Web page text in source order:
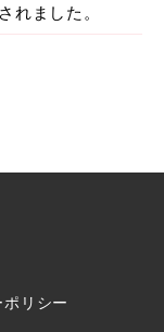
ました。
リシー